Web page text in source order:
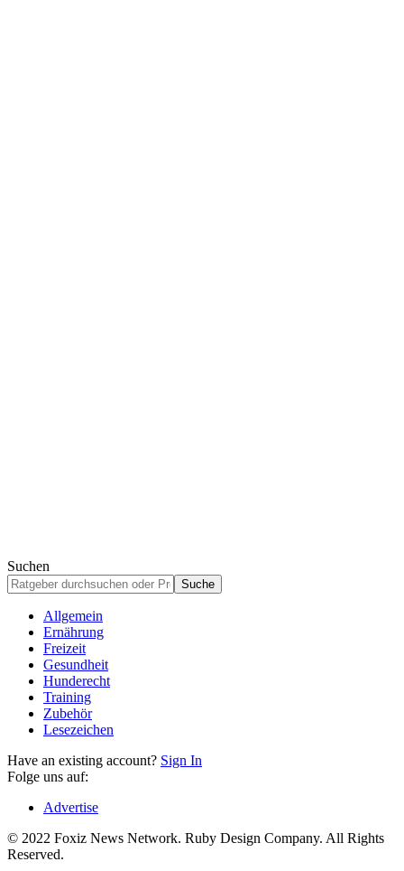
Suchen
Allgemein
Ernährung
Freizeit
Gesundheit
Hunderecht
Training
Zubehör
Lesezeichen
Have an existing account? Sign In
Folge uns auf:
Advertise
© 2022 Foxiz News Network. Ruby Design Company. All Rights
Reserved.